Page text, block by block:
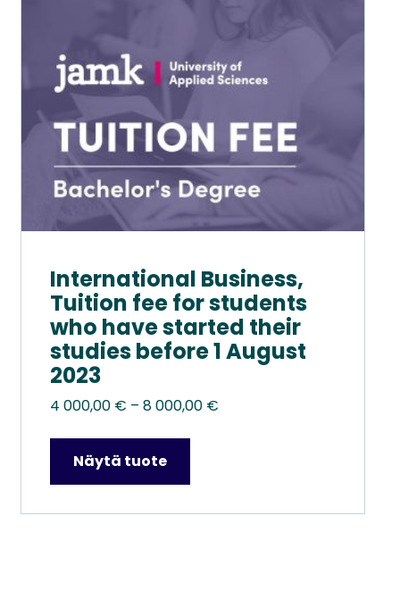
International Business,
Tuition fee for students
who have started their
studies before 1 August
2023
4 000,00 € – 8 000,00 €Hintaluokka:
000,00 €
Näytä tuote
valinnat
tuotteen
sivulla.